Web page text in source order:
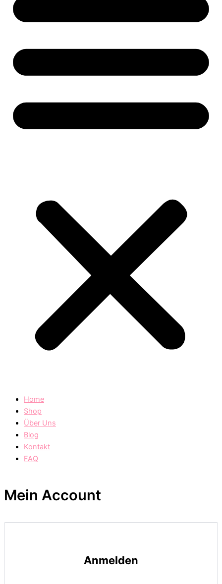
Home
Shop
Über Uns
Blog
Kontakt
FAQ
Mein Account
Anmelden